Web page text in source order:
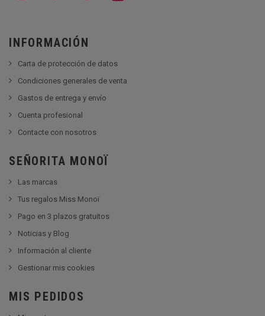
INFORMACIÓN
Carta de protección de datos
Condiciones generales de venta
Gastos de entrega y envío
Cuenta profesional
Contacte con nosotros
SEÑORITA MONOÏ
Las marcas
Tus regalos Miss Monoï
Pago en 3 plazos gratuitos
Noticias y Blog
Información al cliente
Gestionar mis cookies
MIS PEDIDOS